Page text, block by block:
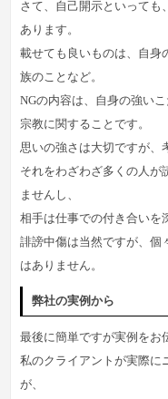
さて、自己開示といっても
あります。
載せても良いものは、自身
族のことなど。
NGの内容は、自身の強い
宗教に関することです。
思いの強さは大切ですが、
それをわざわざ多くの人が
ませんし、
相手は仕事での付き合いを
誹謗中傷は当然ですが、個
はありません。
弊社の実例から
最後に簡単ですが実例をお
私のクライアントが実際に
が、